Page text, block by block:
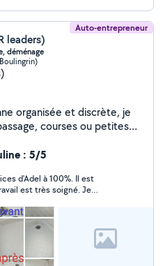
Auto-entrepreneur
leaders)
déménage
organisée et discrète, je
courses ou petites
à aider les familles. Fiable
: 5/5
d'Adel à 100%. Il est
est très soigné. Je